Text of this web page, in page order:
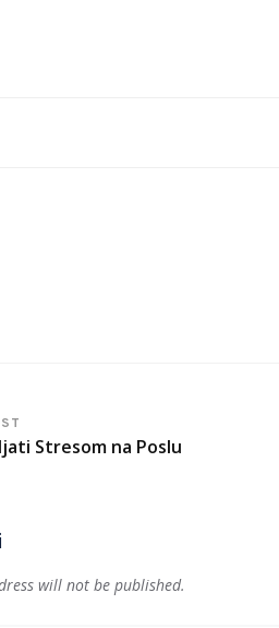
Stresom na Poslu
will not be published.